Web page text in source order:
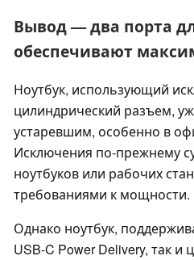
Вывод — два порта
обеспечивают
Ноутбук, использующий
цилиндрический разъем,
устаревшим, особенно в
Исключения по-прежнему
ноутбуков или рабочих
требованиями к мощности.
Однако ноутбук,
USB-C Power Delivery, так